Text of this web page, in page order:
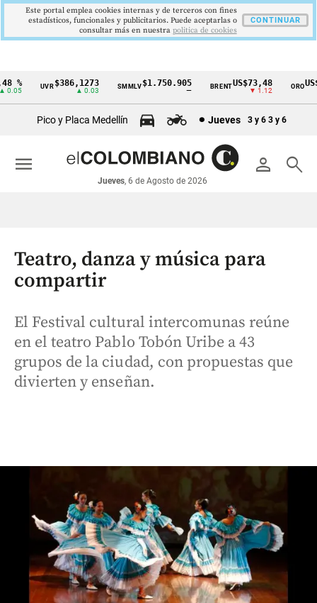
Cintillo
económicos
Colombia
% UVR$386,1273
▲ 0.03
SMMLV$1.750.905 BRENTUS$73,48
▼ 1.12
ORO
Pico y Placa Medellín Jueves 3 y 6 3 y 6
person search
Jueves, 6 de Agosto de 2026
menu
Teatro, danza y música para
compartir
El Festival cultural intercomunas reúne
en el teatro Pablo Tobón Uribe a 43
grupos de la ciudad, con propuestas que
divierten y enseñan.
Este portal emplea cookies internas y de terceros con fines
estadísticos, funcionales y publicitarios. Puede aceptarlas o
consultar más en nuestra politica de cookies
CONTINUAR